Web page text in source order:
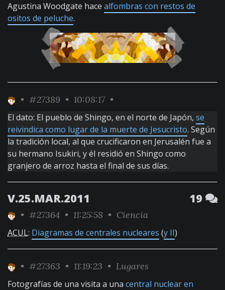
Agustina Woodgate hace alfombras con restos de
ositos de peluche.
• #27389 • 10:08:17 •
El dato: El pueblo de Shingo, en el norte de Japón, se
reivindica como lugar de la muerte de Jesucristo. Según
la tradición local, al que crucificaron en Jerusalén fue a
su hermano Isukiri, y él residió en Shingo como
granjero de arroz hasta el final de sus días.
V.25.MAR.2011 19
• #27364 • 11:25:58 • Ciencia
ACUL: Diagramas de centrales nucleares (y II)
• #27363 • 11:19:23 • Lugares
Fotografías de una visita a una central nuclear en